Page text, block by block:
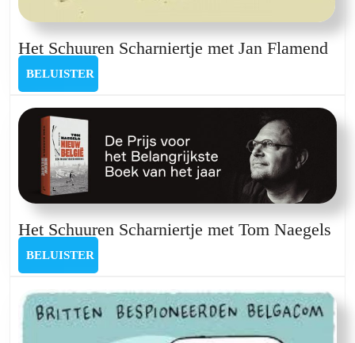
Het Schuuren Scharniertje met Jan Flamend
met
Jan
BELUISTER
Het Schuuren Scharniertje met Tom Naegels
BELUISTER